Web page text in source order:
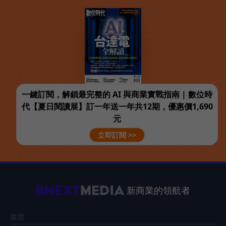
一鍵訂閱，解鎖最完整的 AI 與商業實戰指南 | 數位時
代【夏日閱讀展】訂一年送一年共12期，優惠價1,690
元
立即訂閱 >>
新商業的領航者
媒體